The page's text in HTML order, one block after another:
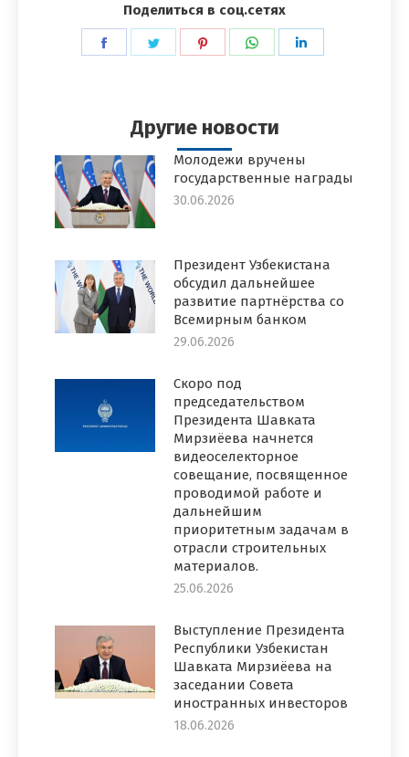
Поделиться в соц.сетях
ПоделитьсяПоделитьсяПоделитьсяПоделиться
Другие новости
Молодежи вручены
государственные награды
30.06.2026
Президент Узбекистана
обсудил дальнейшее
развитие партнёрства со
Всемирным банком
29.06.2026
Скоро под
председательством
Президента Шавката
Мирзиёева начнется
видеоселекторное
совещание, посвященное
проводимой работе и
дальнейшим
приоритетным задачам в
отрасли строительных
материалов.
25.06.2026
Выступление Президента
Республики Узбекистан
Шавката Мирзиёева на
заседании Совета
иностранных инвесторов
18.06.2026